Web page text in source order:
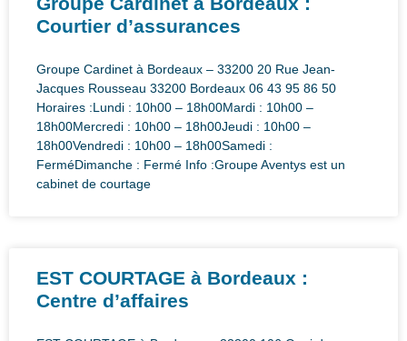
Courtier d’assurances
Groupe Cardinet à Bordeaux – 33200 20 Rue Jean-
Jacques Rousseau 33200 Bordeaux 06 43 95 86 50
Horaires :Lundi : 10h00 – 18h00Mardi : 10h00 –
18h00Mercredi : 10h00 – 18h00Jeudi : 10h00 –
18h00Vendredi : 10h00 – 18h00Samedi :
FerméDimanche : Fermé Info :Groupe Aventys est un
cabinet de courtage
EST COURTAGE à Bordeaux :
Centre d’affaires